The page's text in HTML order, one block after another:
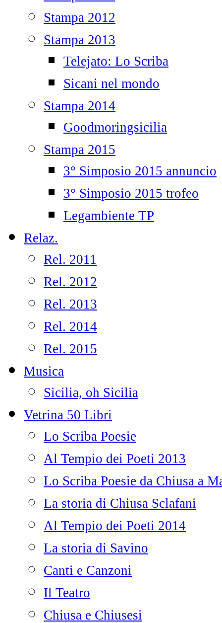
Stampa 2012
Stampa 2013
Telejato: Lo Scriba
Sicani nel mondo
Stampa 2014
Goodmoringsicilia
Stampa 2015
3° Simposio 2015 annuncio
3° Simposio 2015 trofeo
Legambiente TP
Relaz.
Rel. 2011
Rel. 2012
Rel. 2013
Rel. 2014
Rel. 2015
Musica
Sicilia, oh Sicilia
Vetrina 50 Libri
Lo Scriba Poesie
Al Tempio dei Poeti 2013
Lo Scriba Poesie da Chiusa a
La storia di Chiusa Sclafani
Al Tempio dei Poeti 2014
La storia di Savino
Canti e Canzoni
Il Teatro
Chiusa e Chiusesi